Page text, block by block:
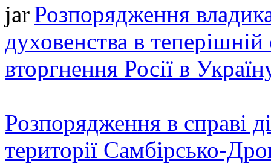
Розпорядження
духовенства в теперішній
вторгнення Росії в
Розпорядження в справі
території Самбірсько-